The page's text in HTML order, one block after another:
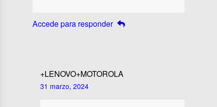
Accede para responder
+LENOVO+MOTOROLA
31 marzo, 2024